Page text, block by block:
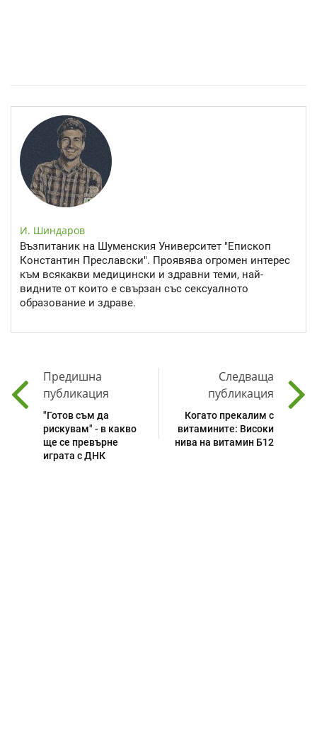
И. Шиндаров
Възпитаник на Шуменския Университет "Епископ
Константин Преславски". Проявява огромен интерес
към всякакви медицински и здравни теми, най-
видните от които е свързан със сексуалното
образование и здраве.
Предишна
публикация
"Готов съм да
рискувам" - в какво
ще се превърне
играта с ДНК
Следваща
публикация
Когато прекалим с
витамините: Високи
нива на витамин Б12